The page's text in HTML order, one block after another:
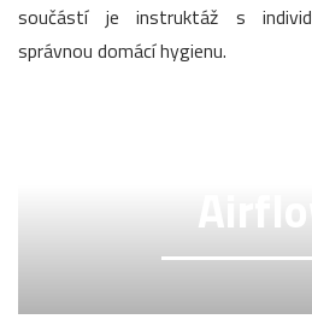
součástí je instruktáž s
správnou domácí hygienu.